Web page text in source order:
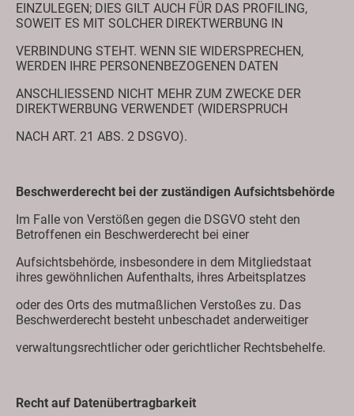
EINZULEGEN; DIES GILT AUCH FÜR DAS PROFILING,
SOWEIT ES MIT SOLCHER DIREKTWERBUNG IN
VERBINDUNG STEHT. WENN SIE WIDERSPRECHEN,
WERDEN IHRE PERSONENBEZOGENEN DATEN
ANSCHLIESSEND NICHT MEHR ZUM ZWECKE DER
DIREKTWERBUNG VERWENDET (WIDERSPRUCH
NACH ART. 21 ABS. 2 DSGVO).
Beschwerderecht bei der zuständigen Aufsichtsbehörde
Im Falle von Verstößen gegen die DSGVO steht den
Betroffenen ein Beschwerderecht bei einer
Aufsichtsbehörde, insbesondere in dem Mitgliedstaat
ihres gewöhnlichen Aufenthalts, ihres Arbeitsplatzes
oder des Orts des mutmaßlichen Verstoßes zu. Das
Beschwerderecht besteht unbeschadet anderweitiger
verwaltungsrechtlicher oder gerichtlicher Rechtsbehelfe.
Recht auf Datenübertragbarkeit